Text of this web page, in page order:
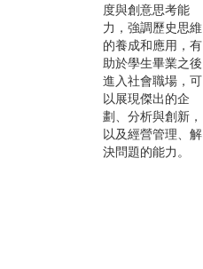
度與創意思考能
力，強調歷史思維
的養成和應用，有
助於學生畢業之後
進入社會職場，可
以展現傑出的企
劃、分析與創新，
以及經營管理、解
決問題的能力。